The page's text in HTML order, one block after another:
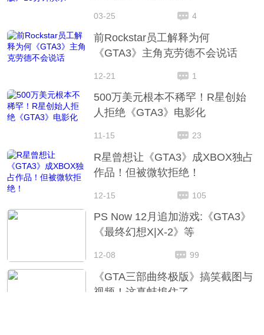
03-25 4
前Rockstar员工解释为何
《GTA3》主角克劳德不会说话
12-21 1
500万美元根本不稀罕！R星创始
人拒绝《GTA3》电影化
11-15 23
R星曾想让《GTA3》成XBOX独占
作品！但被微软拒绝！
12-15 105
PS Now 12月追加游戏:《GTA3》
《最终幻想X|X-2》等
12-08 99
《GTA三部曲终极版》搞笑截图与
视频！这真蚌埠住了